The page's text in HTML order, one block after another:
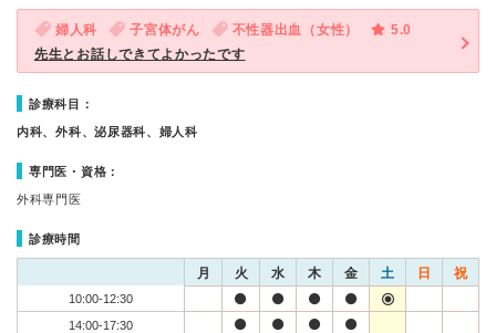
婦人科 子宮体がん 不性器出血（女性）
5.0
先生とお話しできてよかったです
診療科目：
内科、外科、泌尿器科、婦人科
専門医・資格：
外科専門医
診療時間
月 火 水 木 金 土 日 祝
10:00-12:30
14:00-17:30